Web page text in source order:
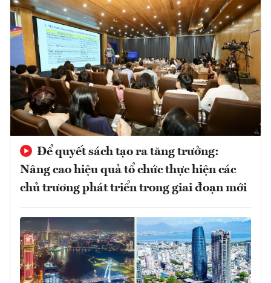
Để quyết sách tạo ra tăng trưởng:
Nâng cao hiệu quả tổ chức thực hiện các
chủ trương phát triển trong giai đoạn mới